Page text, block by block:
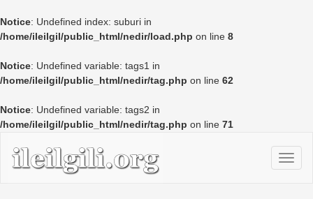
Notice: Undefined index: suburi in
/home/ileilgil/public_html/nedir/load.php on line 8
Notice: Undefined variable: tags1 in
/home/ileilgil/public_html/nedir/tag.php on line 62
Notice: Undefined variable: tags2 in
/home/ileilgil/public_html/nedir/tag.php on line 71